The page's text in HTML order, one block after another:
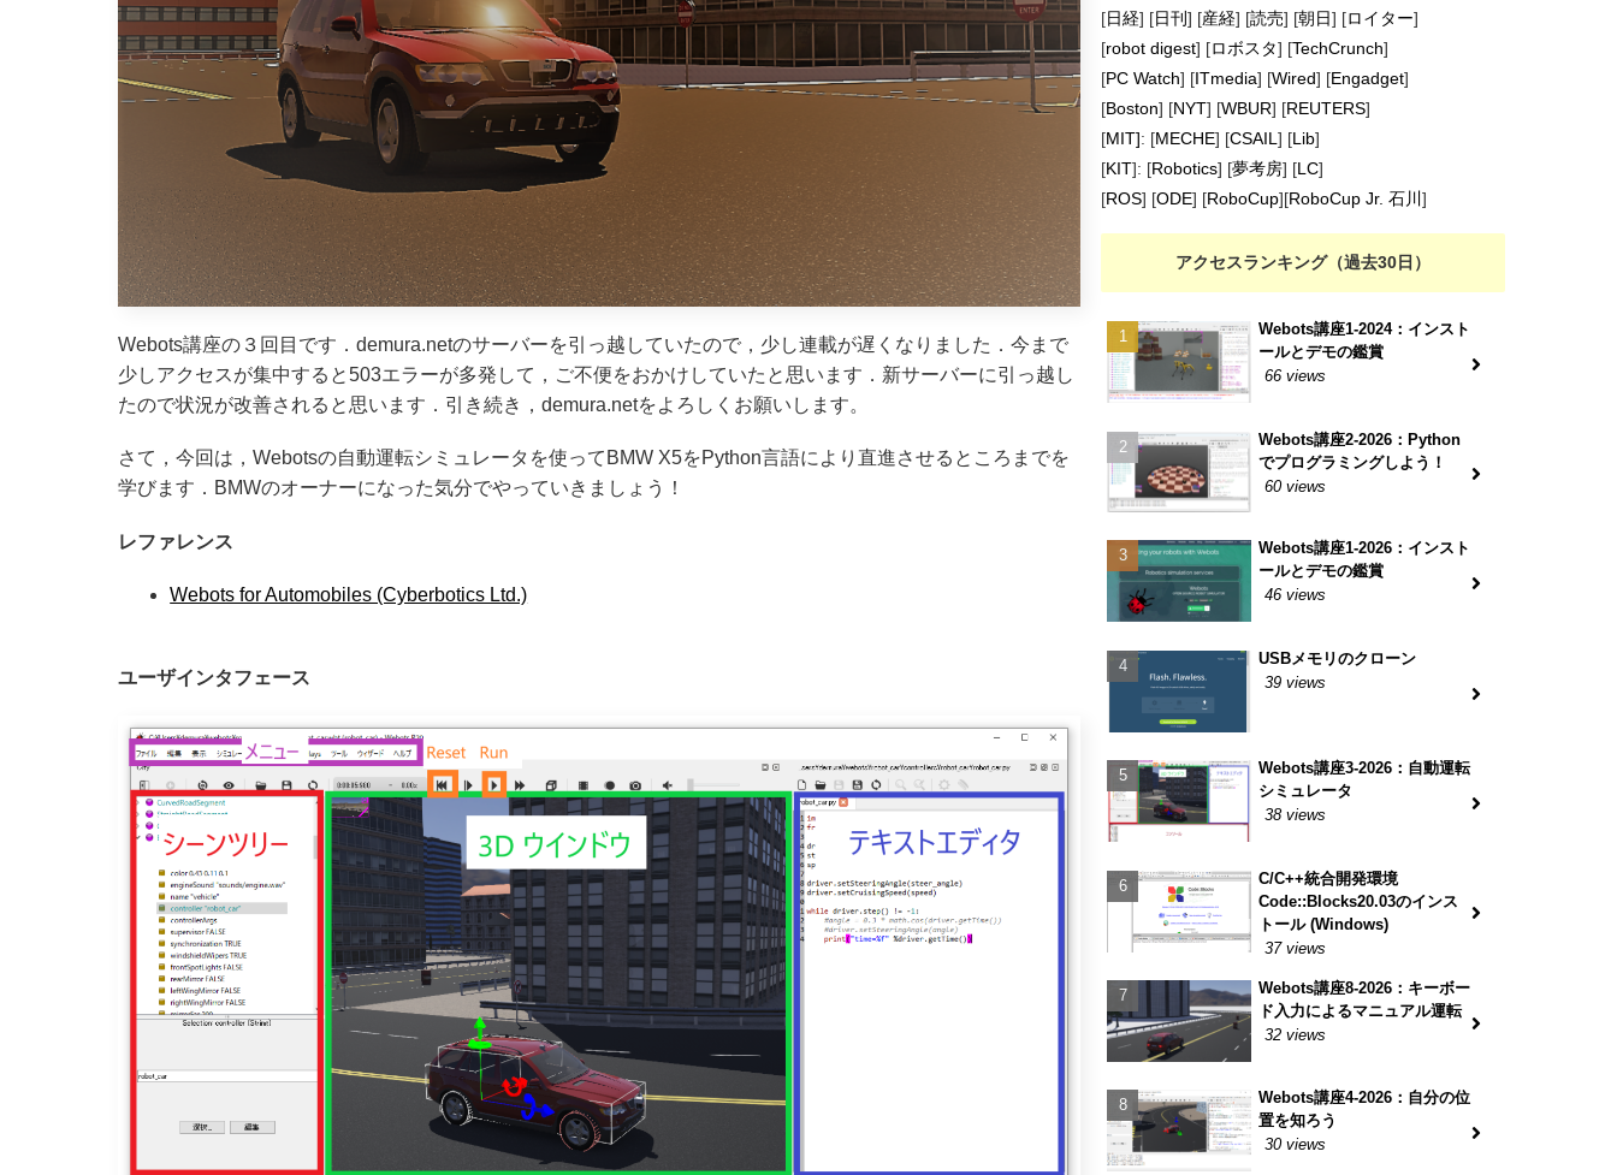
Webots講座の３回目です．demura.netのサーバーを引っ越していたので，少し連載が遅くなりました．今まで
少しアクセスが集中すると503エラーが多発して，ご不便をおかけしていたと思います．新サーバーに引っ越し
たので状況が改善されると思います．引き続き，demura.netをよろしくお願いします。
さて，今回は，Webotsの自動運転シミュレータを使ってBMW X5をPython言語により直進させるところまでを
学びます．BMWのオーナーになった気分でやっていきましょう！
レファレンス
Webots for Automobiles (Cyberbotics Ltd.)
ユーザインタフェース
[日経] [日刊 ] [産経] [読売] [朝日] [ロイター]
[robot digest] [ロボスタ] [TechCrunch]
[PC Watch] [ITmedia] [Wired] [Engadget]
[Boston] [NYT] [WBUR] [REUTERS]
[MIT]: [MECHE] [CSAIL ] [Lib]
[KIT]: [Robotics] [夢考房] [LC]
[ROS] [ODE] [RoboCup][RoboCup Jr. 石川 ]
アクセスランキング（過去30日）
Webots講座1-2024：インスト
ールとデモの鑑賞
66 views
Webots講座2-2026：Python
でプログラミングしよう！
60 views
Webots講座1-2026：インスト
ールとデモの鑑賞
46 views
USBメモリのクローン
39 views
Webots講座3-2026：自動運転
シミュレータ
38 views
C/C++統合開発環境
Code::Blocks20.03のインス
トール (Windows)
37 views
Webots講座8-2026：キーボー
ド入力によるマニュアル運転
32 views
Webots講座4-2026：自分の位
置を知ろう
30 views